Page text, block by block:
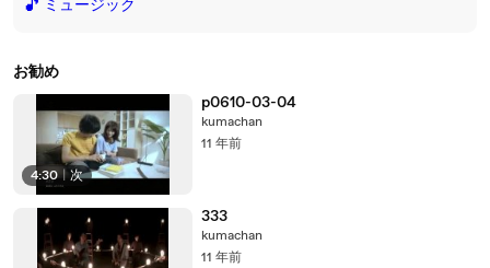
ミュージック
お勧め
4:30 | 次
p0610-03-04
kumachan
11 年前
333
kumachan
11 年前